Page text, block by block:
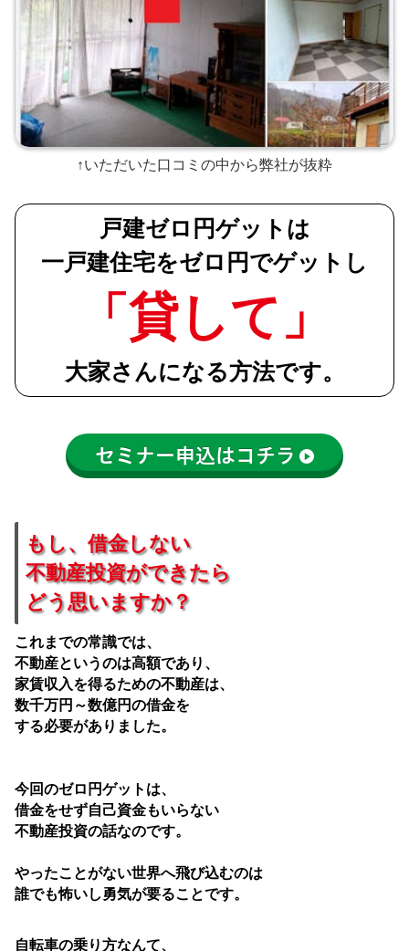
↑いただいた口コミの中から弊社が抜粋
戸建ゼロ円ゲットは
一戸建住宅をゼロ円でゲットし
「貸して」
大家さんになる方法です。
セミナー申込はコチラ
もし、借金しない
不動産投資ができたら
どう思いますか？
これまでの常識では、
不動産というのは高額であり、
家賃収入を得るための不動産は、
数千万円～数億円の借金を
する必要がありました。
今回のゼロ円ゲットは、
借金をせず自己資金もいらない
不動産投資の話なのです。
やったことがない世界へ飛び込むのは
誰でも怖いし勇気が要ることです。
自転車の乗り方なんて、